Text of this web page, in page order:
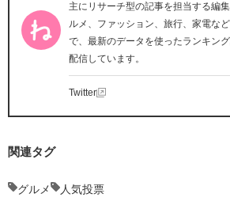
主にリサーチ型の記事を担当する編
ルメ、ファッション、旅行、家電な
で、最新のデータを使ったランキン
配信しています。
Twitter
関連タグ
グルメ 人気投票